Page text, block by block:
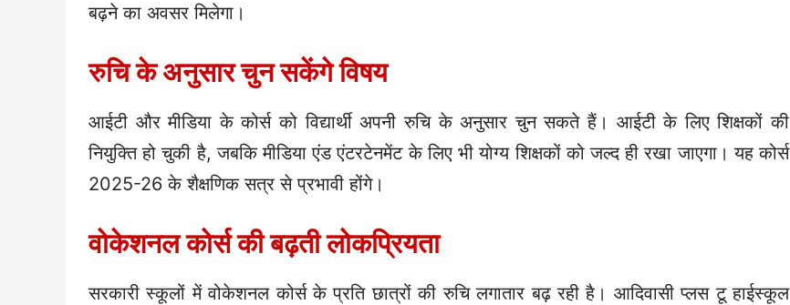
बढ़ने का अवसर मिलेगा।
रुचि के अनुसार चुन सकेंगे विषय
आईटी और मीडिया के कोर्स को विद्यार्थी अपनी रुचि के अनुसार चुन सकते हैं। आईटी के लिए शिक्षकों की
नियुक्ति हो चुकी है, जबकि मीडिया एंड एंटरटेनमेंट के लिए भी योग्य शिक्षकों को जल्द ही रखा जाएगा। यह कोर्स
2025-26 के शैक्षणिक सत्र से प्रभावी होंगे।
वोकेशनल कोर्स की बढ़ती लोकप्रियता
सरकारी स्कूलों में वोकेशनल कोर्स के प्रति छात्रों की रुचि लगातार बढ़ रही है। आदिवासी प्लस टू हाईस्कूल